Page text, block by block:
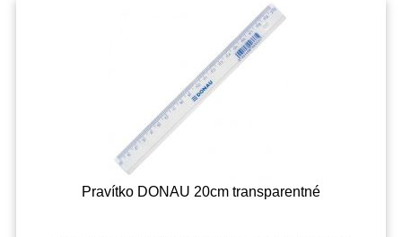
Pravítko DONAU 20cm transparentné